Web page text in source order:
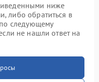
ниже
либо обратиться в
следующему
не нашли ответ на